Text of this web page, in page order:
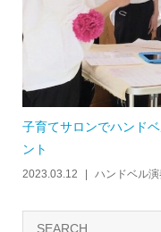
子育てサロンでハンド
ント
2023.03.12 ハンドベル